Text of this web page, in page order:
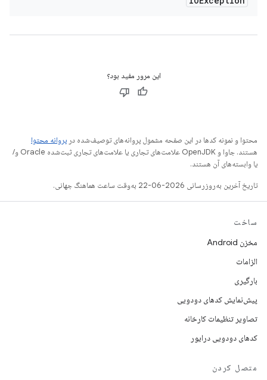
این مرور مفید بود؟
محتوا و نمونه کدها در این صفحه مشمول پروانه‌های توصیف‌شده در پروانه محتوا
هستند. جاوا و OpenJDK علامت‌های تجاری یا علامت‌های تجاری ثبت‌شده Oracle و/
یا وابسته‌های آن هستند.
تاریخ آخرین به‌روزرسانی 2026-06-22 به‌وقت ساعت هماهنگ جهانی.
ساخت
مخزن Android
الزامات
بارگیری
پیش‌نمایش کدهای دودویی
تصاویر تنظیمات کارخانه
کدهای دودویی درایور
متصل کردن